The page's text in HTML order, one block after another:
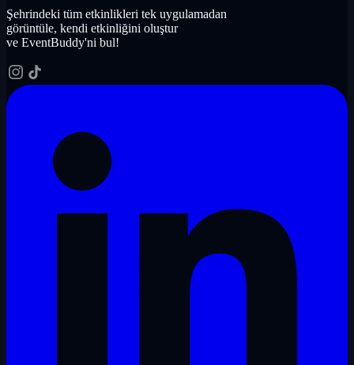
Şehrindeki tüm etkinlikleri tek uygulamadan
görüntüle, kendi etkinliğini oluştur
ve EventBuddy'ni bul!